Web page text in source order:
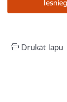
Drukāt lapu